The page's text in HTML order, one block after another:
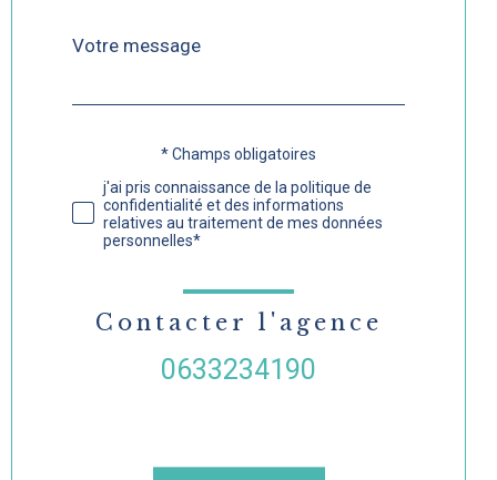
Fieldset
défaut
Message
*
Validation* Champs obligatoires
j'ai pris connaissance de la politique de
confidentialité et des informations
relatives au traitement de mes données
personnelles*
Contacter l'agence
0633234190